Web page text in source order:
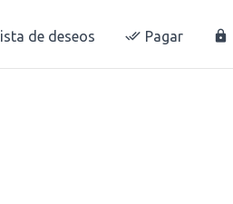
de deseos Pagar